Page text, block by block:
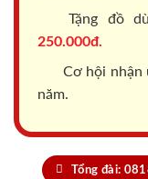
Tặng đồ
250.000đ.
Cơ hội nhận
năm.
Tổng đài: